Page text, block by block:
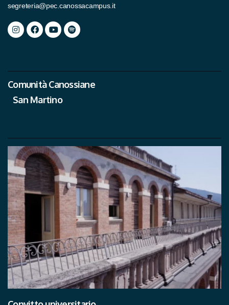
segreteria@pec.canossacampus.it
Comunità Canossiane
San Martino